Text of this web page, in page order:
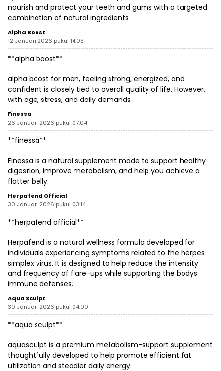
nourish and protect your teeth and gums with a targeted
combination of natural ingredients
Alpha Boost
12 Januari 2026 pukul 14:03
**alpha boost**
alpha boost for men, feeling strong, energized, and
confident is closely tied to overall quality of life. However,
with age, stress, and daily demands
Finessa
26 Januari 2026 pukul 07:04
**finessa**
Finessa is a natural supplement made to support healthy
digestion, improve metabolism, and help you achieve a
flatter belly.
Herpafend Official
30 Januari 2026 pukul 03:14
**herpafend official**
Herpafend is a natural wellness formula developed for
individuals experiencing symptoms related to the herpes
simplex virus. It is designed to help reduce the intensity
and frequency of flare-ups while supporting the bodys
immune defenses.
Aqua Sculpt
30 Januari 2026 pukul 04:00
**aqua sculpt**
aquasculpt is a premium metabolism-support supplement
thoughtfully developed to help promote efficient fat
utilization and steadier daily energy.